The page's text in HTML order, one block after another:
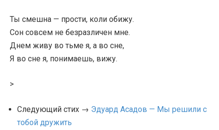
Ты смешна — прости, коли обижу.
Сон совсем не безразличен мне.
Днем живу во тьме я, а во сне,
Я во сне я, понимаешь, вижу.
>
Следующий стих → Эдуард Асадов — Мы решили с
тобой дружить